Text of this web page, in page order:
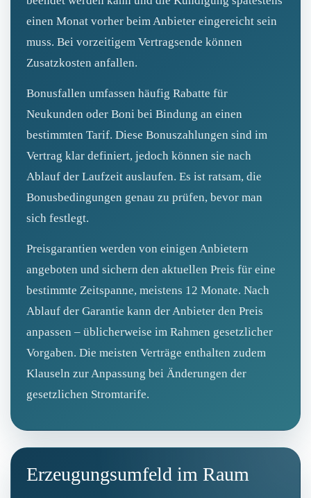
einen Monat vorher beim Anbieter eingereicht sein
muss. Bei vorzeitigem Vertragsende können
Zusatzkosten anfallen.
Bonusfallen umfassen häufig Rabatte für
Neukunden oder Boni bei Bindung an einen
bestimmten Tarif. Diese Bonuszahlungen sind im
Vertrag klar definiert, jedoch können sie nach
Ablauf der Laufzeit auslaufen. Es ist ratsam, die
Bonusbedingungen genau zu prüfen, bevor man
sich festlegt.
Preisgarantien werden von einigen Anbietern
angeboten und sichern den aktuellen Preis für eine
bestimmte Zeitspanne, meistens 12 Monate. Nach
Ablauf der Garantie kann der Anbieter den Preis
anpassen – üblicherweise im Rahmen gesetzlicher
Vorgaben. Die meisten Verträge enthalten zudem
Klauseln zur Anpassung bei Änderungen der
gesetzlichen Stromtarife.
Erzeugungsumfeld im Raum